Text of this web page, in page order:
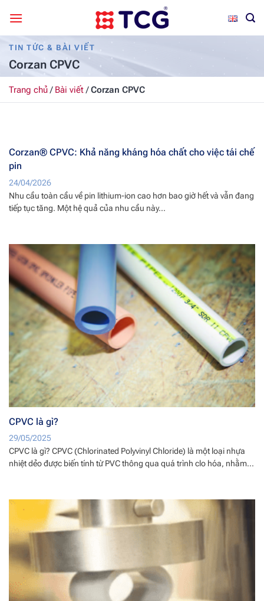
qua
nội
dungTIN TỨC & BÀI VIẾT
Corzan CPVC
Trang chủ/ Bài viết/Corzan CPVC
Corzan® CPVC: Khả năng kháng hóa chất cho việc tái chế
pin
24/04/2026
Nhu cầu toàn cầu về pin lithium-ion cao hơn bao giờ hết và vẫn đang
tiếp tục tăng. Một hệ quả của nhu cầu này...
CPVC là gì?
29/05/2025
CPVC là gì? CPVC (Chlorinated Polyvinyl Chloride) là một loại nhựa
nhiệt dẻo được biến tính từ PVC thông qua quá trình clo hóa, nhằm...